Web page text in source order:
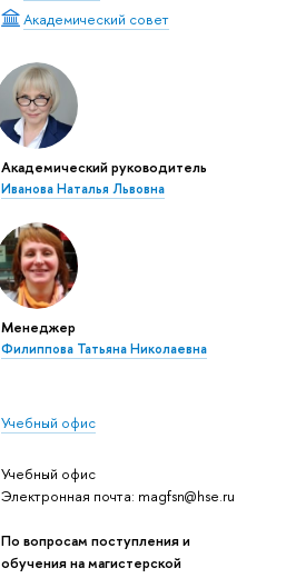
Академический совет
Академический руководитель
Иванова Наталья Львовна
Менеджер
Филиппова Татьяна Николаевна
Учебный офис
Учебный офис
Электронная почта: magfsn@hse.ru
По вопросам поступления и
обучения на магистерской